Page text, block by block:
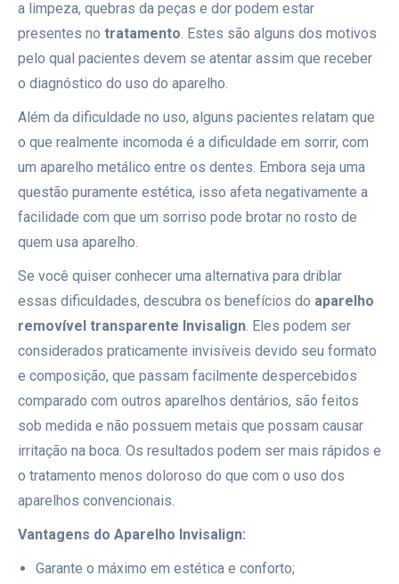
a limpeza, quebras da peças e dor podem estar
presentes no tratamento. Estes são alguns dos motivos
pelo qual pacientes devem se atentar assim que receber
o diagnóstico do uso do aparelho.
Além da dificuldade no uso, alguns pacientes relatam que
o que realmente incomoda é a dificuldade em sorrir, com
um aparelho metálico entre os dentes. Embora seja uma
questão puramente estética, isso afeta negativamente a
facilidade com que um sorriso pode brotar no rosto de
quem usa aparelho.
Se você quiser conhecer uma alternativa para driblar
essas dificuldades, descubra os benefícios do aparelho
removível transparente Invisalign. Eles podem ser
considerados praticamente invisíveis devido seu formato
e composição, que passam facilmente despercebidos
comparado com outros aparelhos dentários, são feitos
sob medida e não possuem metais que possam causar
irritação na boca. Os resultados podem ser mais rápidos e
o tratamento menos doloroso do que com o uso dos
aparelhos convencionais.
Vantagens do Aparelho Invisalign:
Garante o máximo em estética e conforto;